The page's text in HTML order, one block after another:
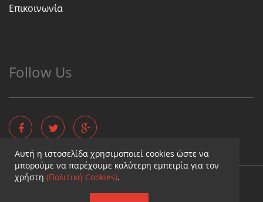
Επικοινωνία
Follow Us
Copyright © - Diaititis.gr - All Rights Reserved.
Σχεδιασμός & κατασκευή ιστοσελίδων
Αυτή η ιστοσελίδα χρησιμοποιεί cookies ώστε να
μπορούμε να παρέχουμε καλύτερη εμπειρία για τον
χρήστη (Πολιτική Cookies).